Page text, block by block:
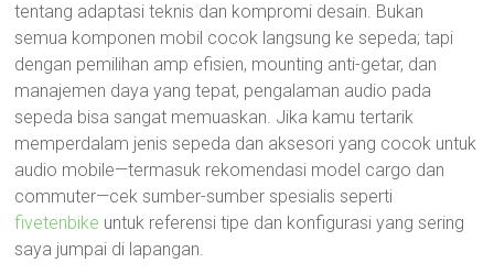
tentang adaptasi teknis dan kompromi desain. Bukan
semua komponen mobil cocok langsung ke sepeda; tapi
dengan pemilihan amp efisien, mounting anti-getar, dan
manajemen daya yang tepat, pengalaman audio pada
sepeda bisa sangat memuaskan. Jika kamu tertarik
memperdalam jenis sepeda dan aksesori yang cocok untuk
audio mobile—termasuk rekomendasi model cargo dan
commuter—cek sumber-sumber spesialis seperti
fivetenbike untuk referensi tipe dan konfigurasi yang sering
saya jumpai di lapangan.